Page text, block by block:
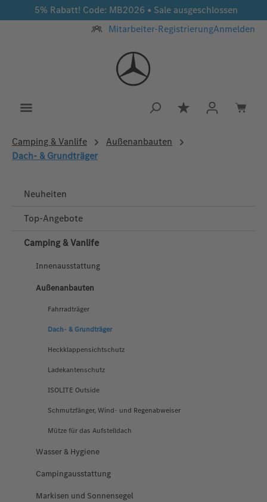
Zum Hauptinhalt springen
5% Rabatt! Code: MB2026 • Sale ausgeschlossen
Mitarbeiter-RegistrierungAnmelden
Du hast 0
Camping & Vanlife
Außenanbauten
Dach- & Grundträger
Neuheiten
Top-Angebote
Camping & Vanlife
Innenausstattung
Außenanbauten
Fahrradträger
Dach- & Grundträger
Heckklappensichtschutz
Ladekantenschutz
ISOLITE Outside
Schmutzfänger, Wind- und Regenabweiser
Mütze für das Aufstelldach
Wasser & Hygiene
Campingausstattung
Markisen und Sonnensegel